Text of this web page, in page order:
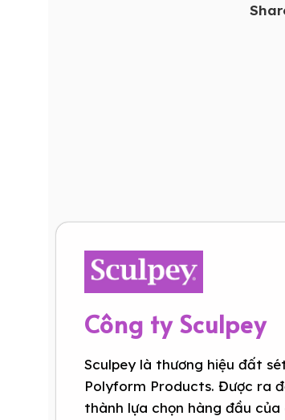
Công ty Sculpey
Sculpey là thương hiệu đất
Polyform Products. Được ra
thành lựa chọn hàng đầu